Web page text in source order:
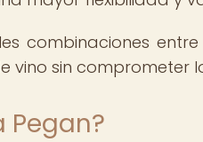
combinaciones
vino sin comprometer
Pegan?